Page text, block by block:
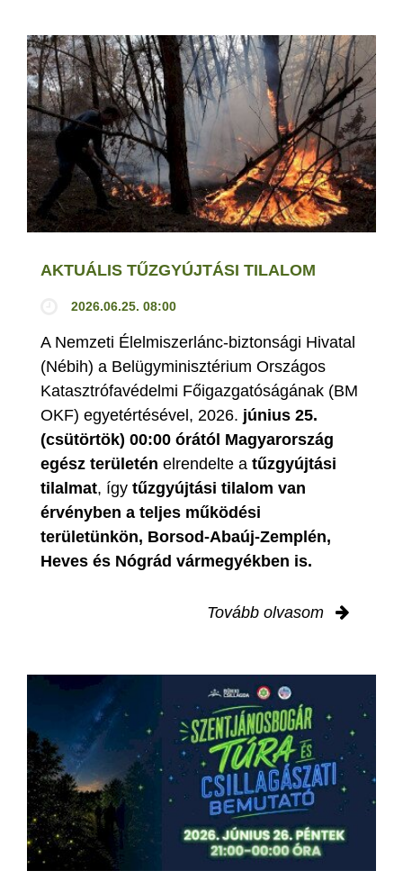
AKTUÁLIS TŰZGYÚJTÁSI TILALOM
2026.06.25. 08:00
A Nemzeti Élelmiszerlánc-biztonsági Hivatal
(Nébih) a Belügyminisztérium Országos
Katasztrófavédelmi Főigazgatóságának (BM
OKF) egyetértésével, 2026. június 25.
(csütörtök) 00:00 órától Magyarország
egész területén elrendelte a tűzgyújtási
tilalmat, így tűzgyújtási tilalom van
érvényben a teljes működési
területünkön, Borsod-Abaúj-Zemplén,
Heves és Nógrád vármegyékben is.
Tovább olvasom